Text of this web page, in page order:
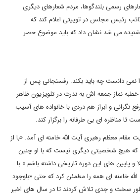
رسمی بلندگوها، مردم شعارهای دیگری
رئیس مجلس در توییتی اعلام کند که
می شد نشان داد که باید موضوع حصر
نمی دانست چه باید بکند. رفسنجانی پس از
2009 و آخرین خطبه نماز جمعه اش به ندرت در تلویزیون ظاهر
نگرانی و ابراز هم دردی با خانواده های آسیب
مناظره ای بی طرفانه را برگزار کند.
مقام معظم رهبری آیت الله خامنه ای آمد. «با از
هیچ شخصیتی دیگری نیست که با او چنین
و پایین های این دوره تاریخی داشته باشم.» با
خامنه ای همه را مطمئن کرد که حتی «باوجود
سخت و جدی تلاش کردند تا در سال های اخیر